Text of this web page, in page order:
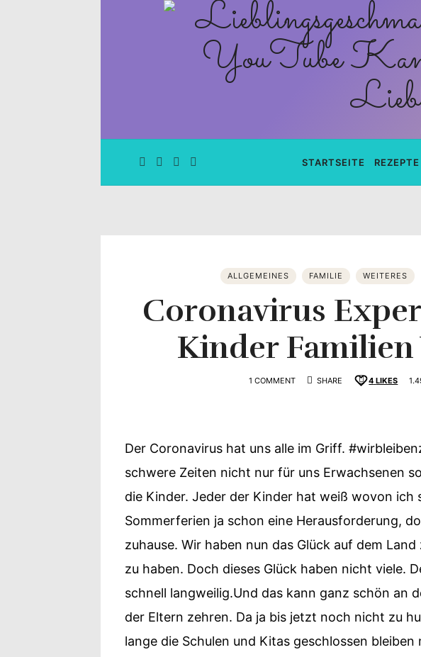
Rezepte
Blog
und
Kanal
–
Yvonne
zeigt
Lieblingsgeschmack
STARTSEITE REZEPTE
ALLGEMEINES FAMILIE WEITERES
Coronavirus
Kinder Familien
1 COMMENT SHARE 4 LIKES
Der Coronavirus hat uns alle im Griff.
schwere Zeiten nicht nur für uns Erwachsenen
die Kinder. Jeder der Kinder hat weiß wovon ich
Sommerferien ja schon eine Herausforderung,
zuhause. Wir haben nun das Glück auf dem
zu haben. Doch dieses Glück haben nicht viele.
schnell langweilig.Und das kann ganz schön an
der Eltern zehren. Da ja bis jetzt noch nicht zu
lange die Schulen und Kitas geschlossen bleiben